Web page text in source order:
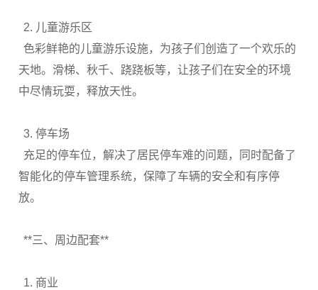
2. 儿童游乐区
色彩鲜艳的儿童游乐设施，为孩子们创造了一个欢乐的
天地。滑梯、秋千、跷跷板等，让孩子们在安全的环境
中尽情玩耍，释放天性。
3. 停车场
充足的停车位，解决了居民停车难的问题，同时配备了
智能化的停车管理系统，保障了车辆的安全和有序停
放。
**三、周边配套**
1. 商业